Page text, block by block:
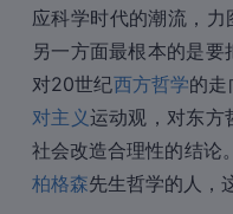
应科学时代的潮流，
另一方面最根本的是
对20世纪西方哲学的
对主义运动观，对东方
社会改造合理性的结论
柏格森先生哲学的人，